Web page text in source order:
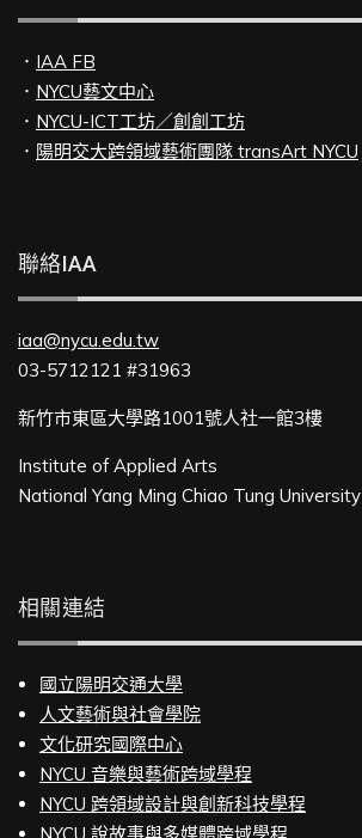
． IAA FB
． NYCU藝文中心
． NYCU-ICT工坊／創創工坊
． 陽明交大跨領域藝術團隊 transArt NYCU
聯絡IAA
iaa@nycu.edu.tw
03-5712121 #31963
新竹市東區大學路1001號人社一館3樓
Institute of Applied Arts
National Yang Ming Chiao Tung University
相關連結
國立陽明交通大學
人文藝術與社會學院
文化研究國際中心
NYCU 音樂與藝術跨域學程
NYCU 跨領域設計與創新科技學程
NYCU 說故事與多媒體跨域學程